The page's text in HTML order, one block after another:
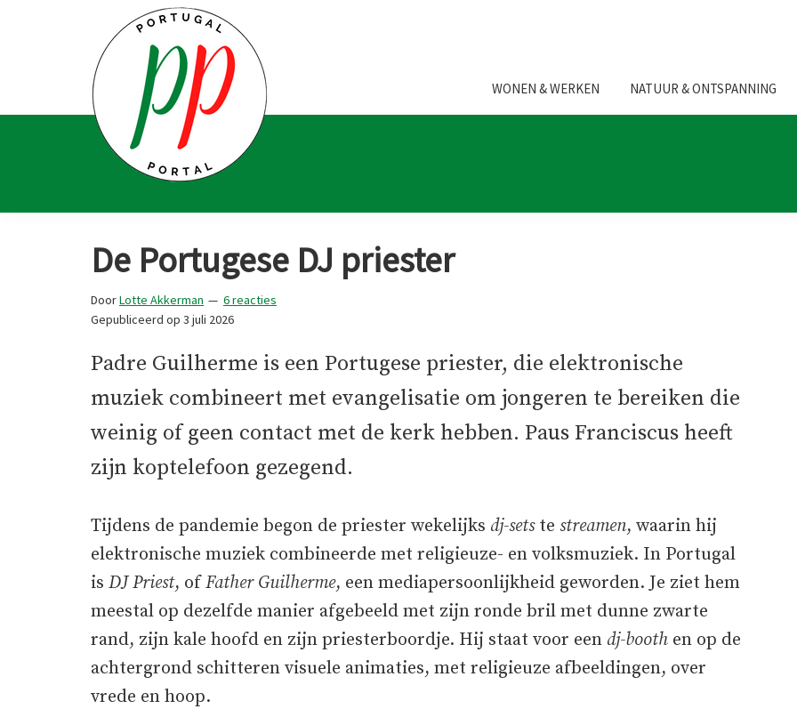
hoofdnavigatie
Portal
en
fanaten
WONEN & WERKEN NATUUR & ONTSPANNING
De Portugese DJ priester
DoorLotte Akkerman
6 reacties
Gepubliceerd op 3 juli 2026
Padre Guilherme is een Portugese priester, die elektronische
muziek combineert met evangelisatie om jongeren te bereiken die
weinig of geen contact met de kerk hebben. Paus Franciscus heeft
zijn koptelefoon gezegend.
Tijdens de pandemie begon de priester wekelijks dj-setste streamen, waarin hij
elektronische muziek combineerde met religieuze- en volksmuziek. In Portugal
is DJ Priest, ofFather Guilherme, een mediapersoonlijkheid geworden. Je ziet hem
meestal op dezelfde manier afgebeeld met zijn ronde bril met dunne zwarte
rand, zijn kale hoofd en zijn priesterboordje. Hij staat voor een dj-booth en op de
achtergrond schitteren visuele animaties, met religieuze afbeeldingen, over
vrede en hoop.